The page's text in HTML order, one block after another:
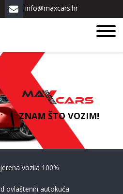
info@maxcars.hr
ZNAM ŠTO VOZIM!
vozila 100%
ovlaštenih autokuća